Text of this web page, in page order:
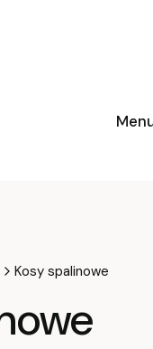
Kosy spalinowe